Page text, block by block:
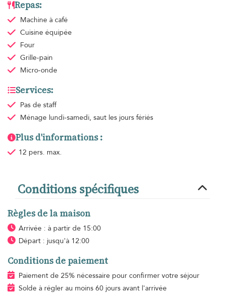
Repas:
Machine à café
Cuisine équipée
Four
Grille-pain
Micro-onde
Services:
Pas de staff
Ménage lundi-samedi, saut les jours fériés
Plus d'informations :
12 pers. max.
Conditions spécifiques
Règles de la maison
Arrivée : à partir de 15:00
Départ : jusqu'à 12:00
Conditions de paiement
Paiement de 25% nécessaire pour confirmer votre séjour
Solde à régler au moins 60 jours avant l'arrivée